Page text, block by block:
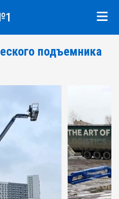
подъемника